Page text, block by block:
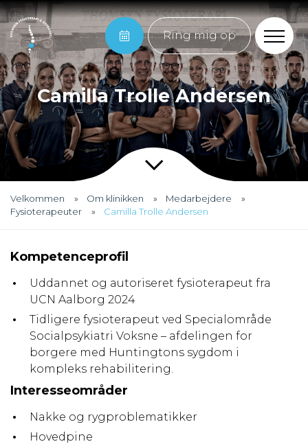
Ring mig op
Camilla Trolle Andersen
Velkommen Om klinikken
Medarbejdere
Fysioterapeuter
Camilla Trolle Andersen
Kompetenceprofil
Uddannet og autoriseret fysioterapeut fra
UCN Aalborg 2024
Tidligere fysioterapeut ved Specialområde
Socialpsykiatri Voksne – afdelingen for
borgere med Huntingtons sygdom i
kompleks rehabilitering.
Interesseområder
Nakke og rygproblematikker
Hovedpine